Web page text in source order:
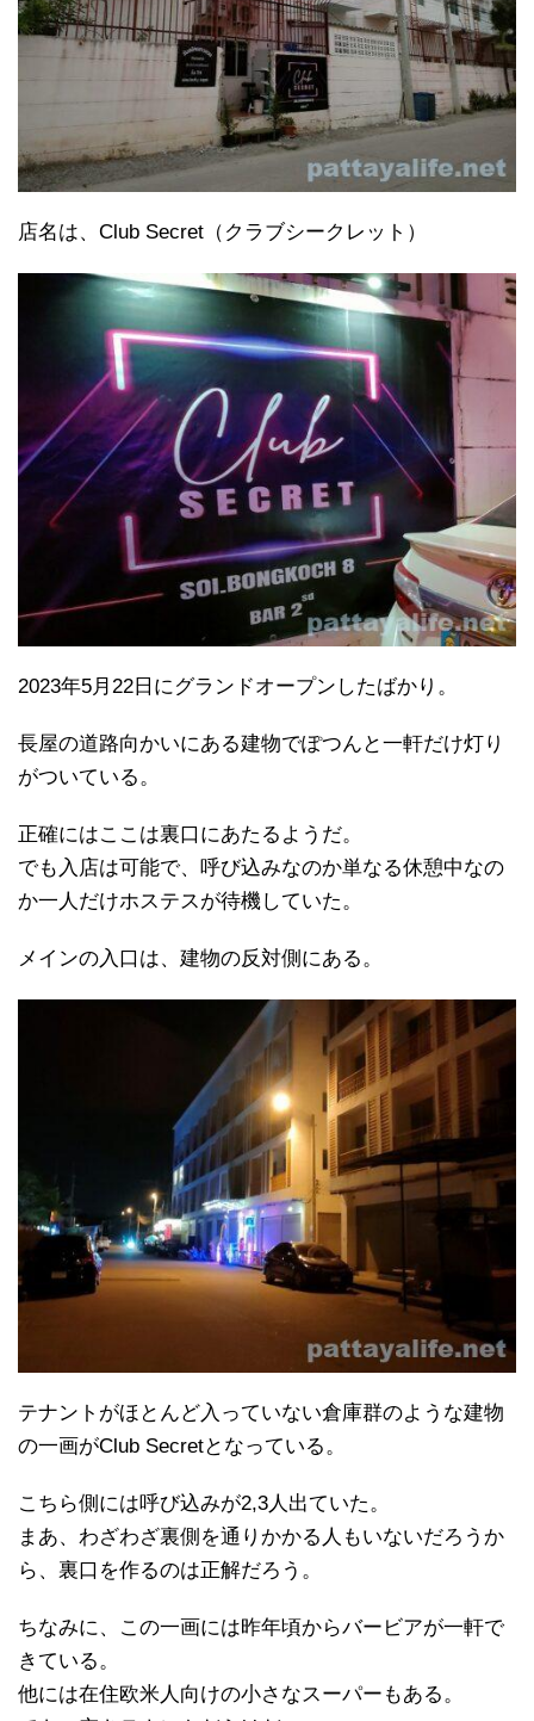
店名は、Club Secret（クラブシークレット）
2023年5月22日にグランドオープンしたばかり。
長屋の道路向かいにある建物でぽつんと一軒だけ灯り
がついている。
正確にはここは裏口にあたるようだ。
でも入店は可能で、呼び込みなのか単なる休憩中なの
か一人だけホステスが待機していた。
メインの入口は、建物の反対側にある。
テナントがほとんど入っていない倉庫群のような建物
の一画がClub Secretとなっている。
こちら側には呼び込みが2,3人出ていた。
まあ、わざわざ裏側を通りかかる人もいないだろうか
ら、裏口を作るのは正解だろう。
ちなみに、この一画には昨年頃からバービアが一軒で
きている。
他には在住欧米人向けの小さなスーパーもある。